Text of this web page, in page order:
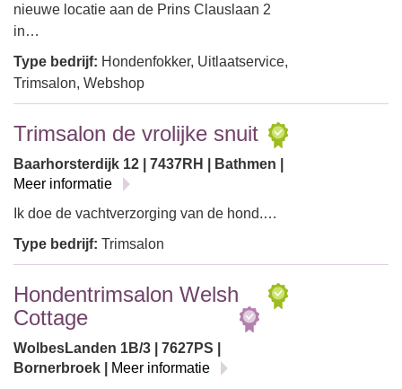
nieuwe locatie aan de Prins Clauslaan 2
in…
Type bedrijf: Hondenfokker, Uitlaatservice,
Trimsalon, Webshop
Trimsalon de vrolijke snuit
Baarhorsterdijk 12 | 7437RH | Bathmen |
Meer informatie
Ik doe de vachtverzorging van de hond.…
Type bedrijf: Trimsalon
Hondentrimsalon Welsh
Cottage
WolbesLanden 1B/3 | 7627PS |
Bornerbroek |
Meer informatie